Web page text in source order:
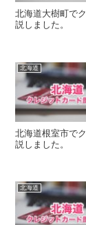
北海道大樹町で
説しました。
北海道
北海道根室市で
説しました。
北海道